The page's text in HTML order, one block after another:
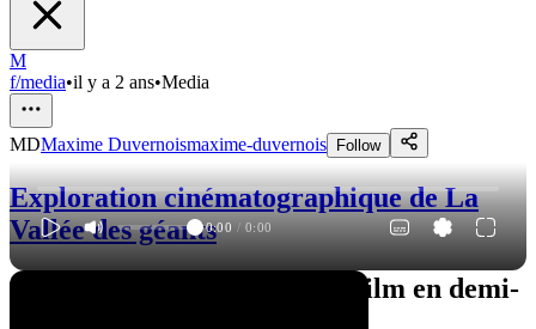
M
f/media•il y a 2 ans•Media
MDMaxime Duvernoismaxime-duvernois Follow
Exploration cinématographique de La
Vallée des géants0:00 / 0:00
"La Vallée des géants" : Un film en demi-